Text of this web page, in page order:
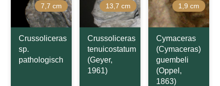
7,7 cm
Crussoliceras
sp.
pathologisch
13,7 cm
Crussoliceras
tenuicostatum
(Geyer,
1961)
1,9 cm
Cymaceras
(Cymaceras)
guembeli
(Oppel,
1863)